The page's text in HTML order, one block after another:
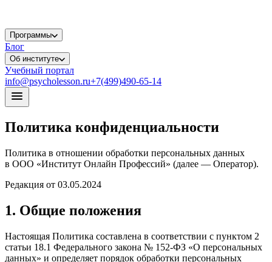
Программы
Блог
Об институте
Учебный портал
info@psycholesson.ru+7(499)490-65-14
Политика конфиденциальности
Политика в отношении обработки персональных данных
в ООО «Институт Онлайн Профессий» (далее — Оператор).
Редакция от 03.05.2024
1. Общие положения
Настоящая Политика составлена в соответствии с пунктом 2
статьи 18.1 Федерального закона № 152-ФЗ «О персональных
данных» и определяет порядок обработки персональных